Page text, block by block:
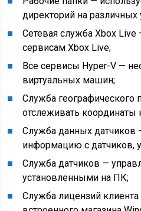
директорий на различных
Сетевая служба Xbox Live
сервисам Xbox Live;
Все сервисы Hyper-V —
виртуальных машин;
Служба географического
отслеживать координаты
Служба данных датчиков
информацию с датчиков,
Служба датчиков —
установленными на ПК;
Служба лицензий клиента